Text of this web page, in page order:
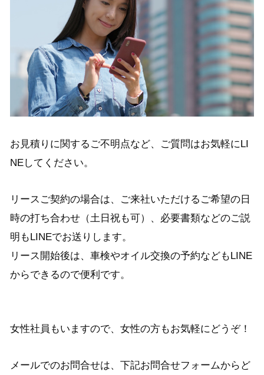
お見積りに関するご不明点など、ご質問はお気軽にLI
NEしてください。
リースご契約の場合は、ご来社いただけるご希望の日
時の打ち合わせ（土日祝も可）、必要書類などのご説
明もLINEでお送りします。
リース開始後は、車検やオイル交換の予約などもLINE
からできるので便利です。
女性社員もいますので、女性の方もお気軽にどうぞ！
メールでのお問合せは、下記お問合せフォームからど